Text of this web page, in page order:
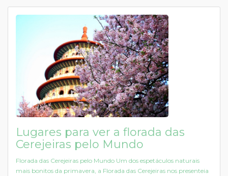
Lugares para ver a florada das
Cerejeiras pelo Mundo
Florada das Cerejeiras pelo Mundo Um dos espetáculos naturais
mais bonitos da primavera, a Florada das Cerejeiras nos presenteia